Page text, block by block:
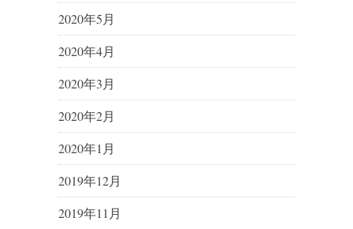
2020年5月
2020年4月
2020年3月
2020年2月
2020年1月
2019年12月
2019年11月